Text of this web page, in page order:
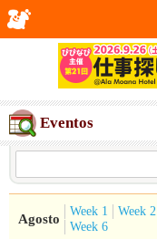
Eventos
Agosto
Week 1 Week 2
Week 6